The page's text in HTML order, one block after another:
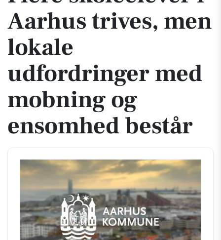
Aarhus trives, men
lokale
udfordringer med
mobning og
ensomhed består